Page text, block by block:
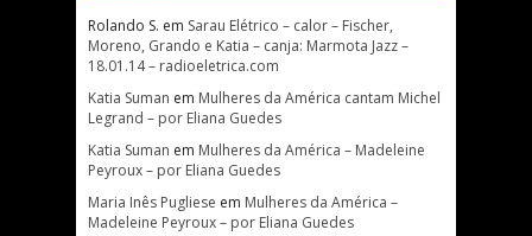
Rolando S. em Sarau Elétrico – calor – Fischer,
Moreno, Grando e Katia – canja: Marmota Jazz –
18.01.14 – radioeletrica.com
Katia Suman em Mulheres da América cantam Michel
Legrand – por Eliana Guedes
Katia Suman em Mulheres da América – Madeleine
Peyroux – por Eliana Guedes
Maria Inês Pugliese em Mulheres da América –
Madeleine Peyroux – por Eliana Guedes